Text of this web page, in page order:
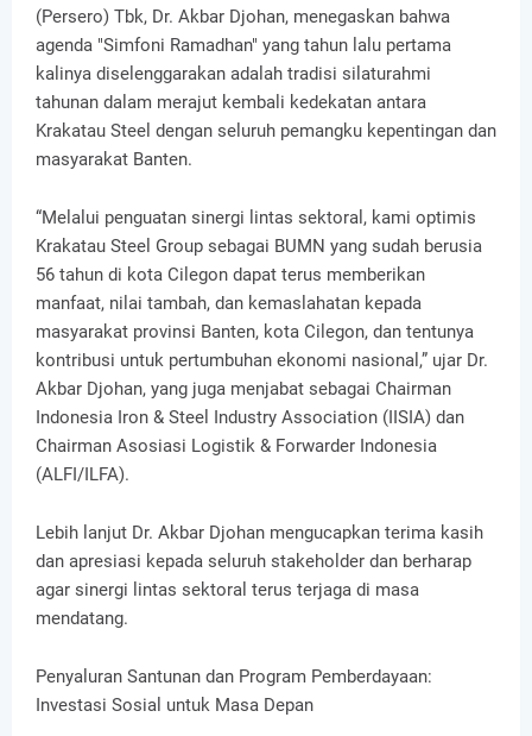
(Persero) Tbk, Dr. Akbar Djohan, menegaskan bahwa
agenda "Simfoni Ramadhan" yang tahun lalu pertama
kalinya diselenggarakan adalah tradisi silaturahmi
tahunan dalam merajut kembali kedekatan antara
Krakatau Steel dengan seluruh pemangku kepentingan dan
masyarakat Banten.
“Melalui penguatan sinergi lintas sektoral, kami optimis
Krakatau Steel Group sebagai BUMN yang sudah berusia
56 tahun di kota Cilegon dapat terus memberikan
manfaat, nilai tambah, dan kemaslahatan kepada
masyarakat provinsi Banten, kota Cilegon, dan tentunya
kontribusi untuk pertumbuhan ekonomi nasional,” ujar Dr.
Akbar Djohan, yang juga menjabat sebagai Chairman
Indonesia Iron & Steel Industry Association (IISIA) dan
Chairman Asosiasi Logistik & Forwarder Indonesia
(ALFI/ILFA).
Lebih lanjut Dr. Akbar Djohan mengucapkan terima kasih
dan apresiasi kepada seluruh stakeholder dan berharap
agar sinergi lintas sektoral terus terjaga di masa
mendatang.
Penyaluran Santunan dan Program Pemberdayaan:
Investasi Sosial untuk Masa Depan